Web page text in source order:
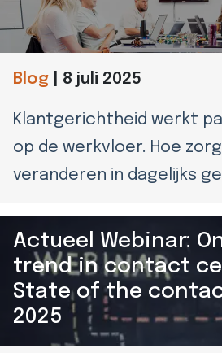
Blog 8 juli 2025
Klantgerichtheid werkt
op de werkvloer. Hoe
veranderen in dagelijks
Actueel Webinar:
trend in contact
State of the
2025